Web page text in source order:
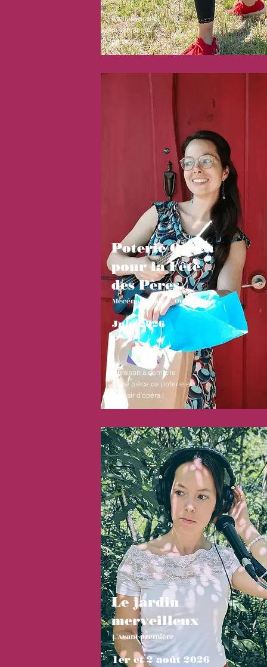
Atelier vocal et
ornithologique
participatif
Poterie Opéra
pour la Fête
des Pères
Mécénat Musica / Outaouais
Juin 2026
Livraison à domicile
d'une pièce de poterie et
d'un air d'opéra !
Le jardin
merveilleux
L'Avant-première
1er et 2 août 2026